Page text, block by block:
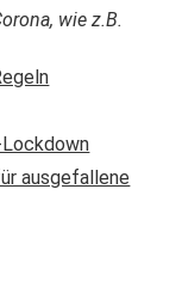
wie z.B.
ausgefallene